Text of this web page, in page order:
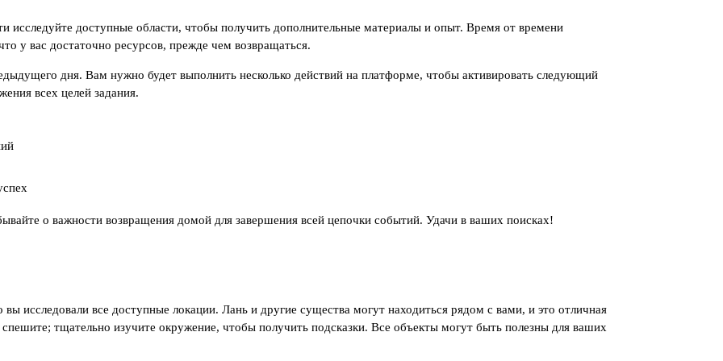
исследуйте доступные области, чтобы получить дополнительные материалы и опыт. Время от времени
у вас достаточно ресурсов, прежде чем возвращаться.
дня. Вам нужно будет выполнить несколько действий на платформе, чтобы активировать следующий
всех целей задания.
о важности возвращения домой для завершения всей цепочки событий. Удачи в ваших поисках!
исследовали все доступные локации. Лань и другие существа могут находиться рядом с вами, и это отличная
тщательно изучите окружение, чтобы получить подсказки. Все объекты могут быть полезны для ваших